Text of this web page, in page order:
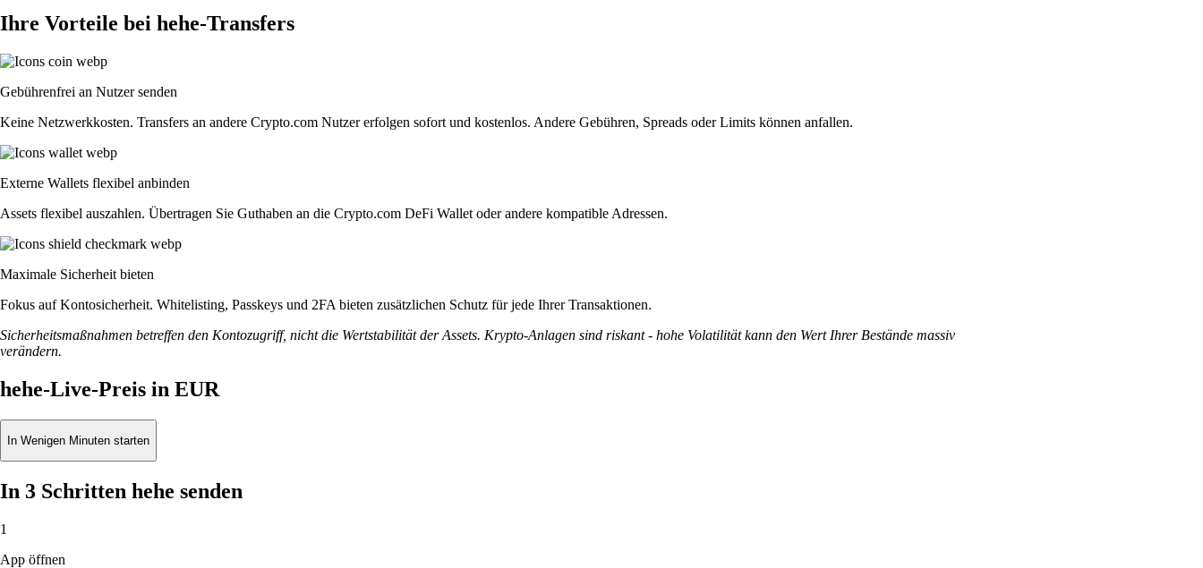
Ihre Vorteile bei hehe-Transfers
Gebührenfrei an Nutzer senden
Keine Netzwerkkosten. Transfers an andere Crypto.com Nutzer erfolgen sofort und kostenlos. Andere Gebühren, Spreads oder Limits können anfallen.
Externe Wallets flexibel anbinden
Assets flexibel auszahlen. Übertragen Sie Guthaben an die Crypto.com DeFi Wallet oder andere kompatible Adressen.
Maximale Sicherheit bieten
Fokus auf Kontosicherheit. Whitelisting, Passkeys und 2FA bieten zusätzlichen Schutz für jede Ihrer Transaktionen.
Sicherheitsmaßnahmen betreffen den Kontozugriff, nicht die Wertstabilität der Assets. Krypto-Anlagen sind riskant - hohe Volatilität kann den Wert Ihrer Bestände massiv
verändern.
hehe-Live-Preis in EUR
In Wenigen Minuten starten
In 3 Schritten hehe senden
1
App öffnen